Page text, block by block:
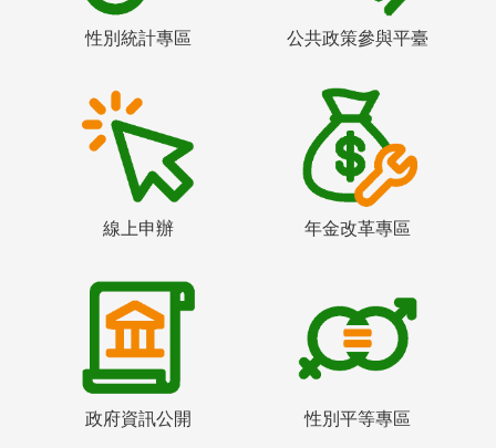
性別統計專區 公共政策參與平臺
線上申辦 年金改革專區
政府資訊公開 性別平等專區